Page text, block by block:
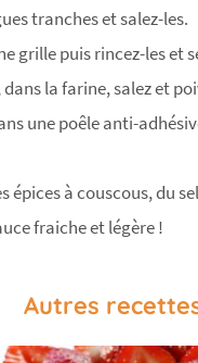
tranches et salez-les.
grille puis rincez-les et
la farine, salez et
une poêle anti-
épices à couscous, du
fraiche et légère !
Autres